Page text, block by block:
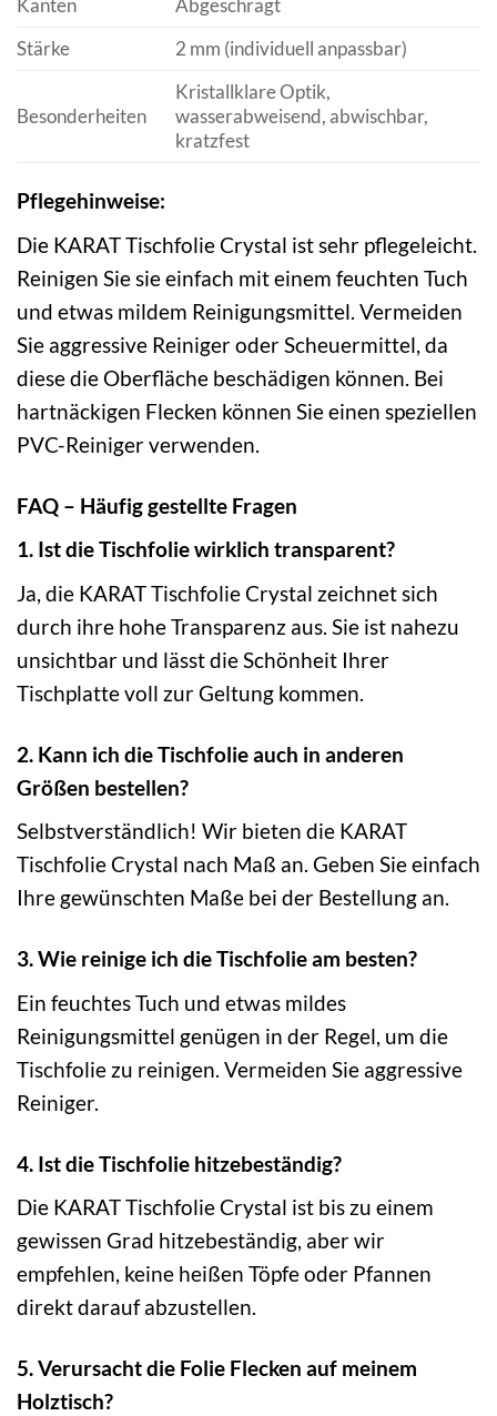
Kanten
Abgeschrägt
Stärke
2 mm (individuell anpassbar)
Besonderheiten
Kristallklare Optik,
wasserabweisend, abwischbar,
kratzfest
Pflegehinweise:
Die KARAT Tischfolie Crystal ist sehr pflegeleicht.
Reinigen Sie sie einfach mit einem feuchten Tuch
und etwas mildem Reinigungsmittel. Vermeiden
Sie aggressive Reiniger oder Scheuermittel, da
diese die Oberfläche beschädigen können. Bei
hartnäckigen Flecken können Sie einen speziellen
PVC-Reiniger verwenden.
FAQ – Häufig gestellte Fragen
1. Ist die Tischfolie wirklich transparent?
Ja, die KARAT Tischfolie Crystal zeichnet sich
durch ihre hohe Transparenz aus. Sie ist nahezu
unsichtbar und lässt die Schönheit Ihrer
Tischplatte voll zur Geltung kommen.
2. Kann ich die Tischfolie auch in anderen
Größen bestellen?
Selbstverständlich! Wir bieten die KARAT
Tischfolie Crystal nach Maß an. Geben Sie einfach
Ihre gewünschten Maße bei der Bestellung an.
3. Wie reinige ich die Tischfolie am besten?
Ein feuchtes Tuch und etwas mildes
Reinigungsmittel genügen in der Regel, um die
Tischfolie zu reinigen. Vermeiden Sie aggressive
Reiniger.
4. Ist die Tischfolie hitzebeständig?
Die KARAT Tischfolie Crystal ist bis zu einem
gewissen Grad hitzebeständig, aber wir
empfehlen, keine heißen Töpfe oder Pfannen
direkt darauf abzustellen.
5. Verursacht die Folie Flecken auf meinem
Holztisch?